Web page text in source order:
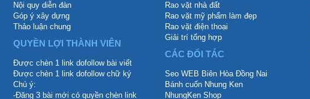
Nội quy diễn đàn
Góp ý xây dựng
Thảo luận chung
QUYỀN LỢI THÀNH VIÊN
Được chèn 1 link dofollow bài viết
Được chèn 1 link dofollow chữ ký
Chú ý:
-Đăng 3 bài mới có quyền chèn link
Rao vặt nhà đất
Rao vặt mỹ phẩm làm đẹp
Rao vặt điện thoại
Giải trí tổng hợp
CÁC ĐỐI TÁC
Seo WEB Biên Hòa Đồng Nai
Bánh cuốn Nhung Ken
NhungKen Shop